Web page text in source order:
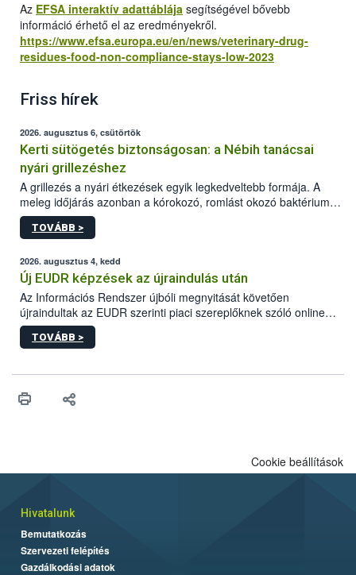
Az EFSA interaktív adattáblája segítségével bővebb
információ érhető el az eredményekről.
https://www.efsa.europa.eu/en/news/veterinary-drug-
residues-food-non-compliance-stays-low-2023
Friss hírek
2026. augusztus 6, csütörtök
Kerti sütögetés biztonságosan: a Nébih tanácsai
nyári grillezéshez
A grillezés a nyári étkezések egyik legkedveltebb formája. A
meleg időjárás azonban a kórokozó, romlást okozó baktériumok
gyorsabb szaporodásának is kedvez. A szabadtéri sütögetés
ezért nem csupán a megfelelő sütési technikáról szól: legalább
higiéniai szabályok betartása, a megfelelő hőkezelés, valamint a
maradékok szakszerű tárolása. A Nemzeti Élelmiszerlánc-
biztonsági Hivatal (Nébih) Oktatási Programja összegyűjtötte a
biztonságos grillezés legfontosabb tudnivalóit.
TOVÁBB >
2026. augusztus 4, kedd
Új EUDR képzések az újraindulás után
Az Információs Rendszer újbóli megnyitását követően
újraindultak az EUDR szerinti piaci szereplőknek szóló online
képzések.
TOVÁBB >
Cookie beállítások
Hivatalunk
Bemutatkozás
Szervezeti felépítés
Gazdálkodási adatok